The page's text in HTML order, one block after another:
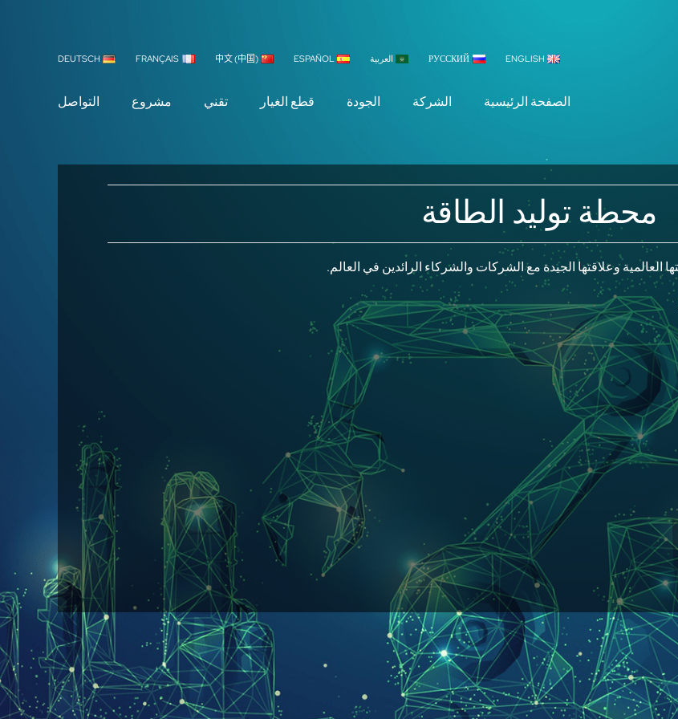
ENGLISH
РУССКИЙ العربية ESPAÑOL
中文 (中国)
FRANÇAIS
DEUTSCH
الصفحة الرئيسية الشركة الجودة قطع الغيار تقني مشروع التواصل
محطة توليد الطاقة